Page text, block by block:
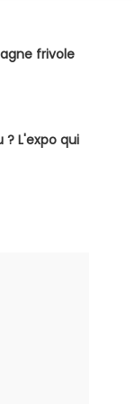
frivole
L'expo qui